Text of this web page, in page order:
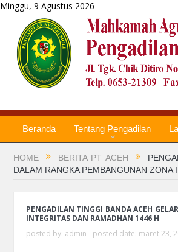
Minggu, 9 Agustus 2026
Beranda Tentang Pengadilan
HOME BERITA PT ACEH
DALAM RANGKA PEMBANGUNAN
PENGADILAN TINGGI BANDA ACEH
INTEGRITAS DAN RAMADHAN 1446 H
posted by: admin posted date: maret 23,